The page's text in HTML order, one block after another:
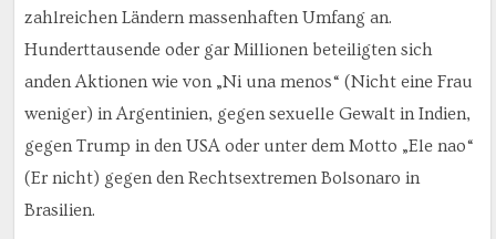
zahlreichen Ländern massenhaften Umfang an.
Hunderttausende oder gar Millionen beteiligten sich
anden Aktionen wie von „Ni una menos“ (Nicht eine Frau
weniger) in Argentinien, gegen sexuelle Gewalt in Indien,
gegen Trump in den USA oder unter dem Motto „Ele nao“
(Er nicht) gegen den Rechtsextremen Bolsonaro in
Brasilien.